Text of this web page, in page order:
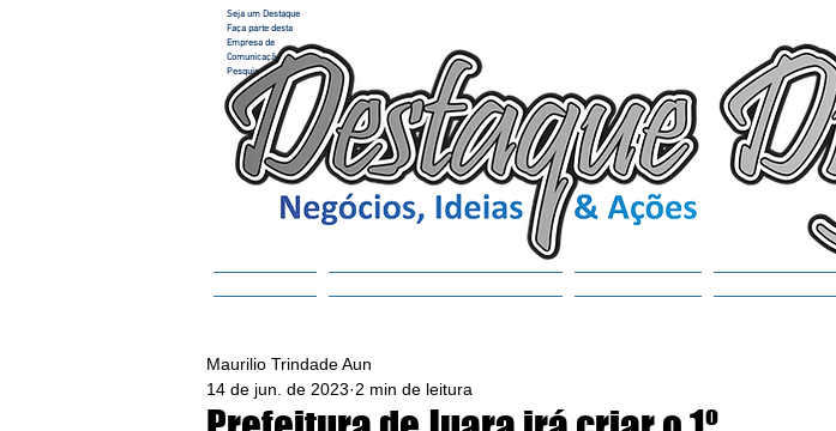
Seja um Destaque
Faça parte desta
Empresa de
Comunicação e
Pesquisa
Maurilio Trindade Aun
14 de jun. de 2023 2 min de leitura